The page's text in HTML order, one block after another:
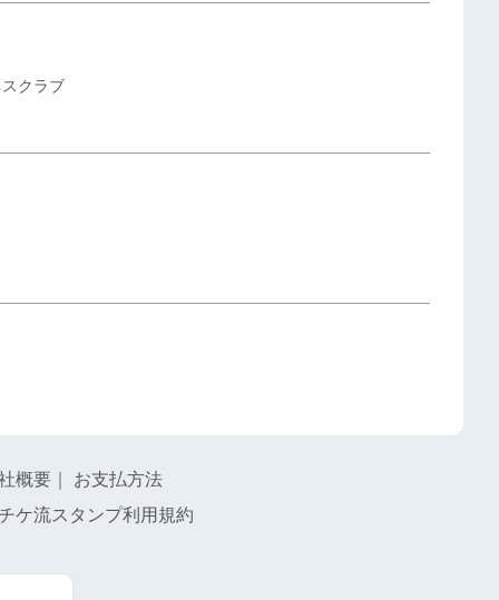
クラブ
概要
お支払方法
ケ流スタンプ利用規約